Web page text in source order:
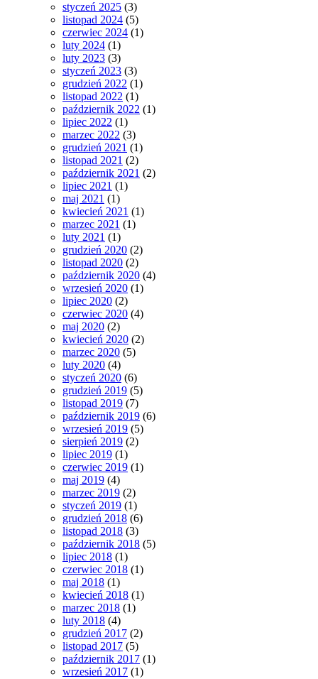
styczeń 2025 (3)
listopad 2024 (5)
czerwiec 2024 (1)
luty 2024 (1)
luty 2023 (3)
styczeń 2023 (3)
grudzień 2022 (1)
listopad 2022 (1)
październik 2022 (1)
lipiec 2022 (1)
marzec 2022 (3)
grudzień 2021 (1)
listopad 2021 (2)
październik 2021 (2)
lipiec 2021 (1)
maj 2021 (1)
kwiecień 2021 (1)
marzec 2021 (1)
luty 2021 (1)
grudzień 2020 (2)
listopad 2020 (2)
październik 2020 (4)
wrzesień 2020 (1)
lipiec 2020 (2)
czerwiec 2020 (4)
maj 2020 (2)
kwiecień 2020 (2)
marzec 2020 (5)
luty 2020 (4)
styczeń 2020 (6)
grudzień 2019 (5)
listopad 2019 (7)
październik 2019 (6)
wrzesień 2019 (5)
sierpień 2019 (2)
lipiec 2019 (1)
czerwiec 2019 (1)
maj 2019 (4)
marzec 2019 (2)
styczeń 2019 (1)
grudzień 2018 (6)
listopad 2018 (3)
październik 2018 (5)
lipiec 2018 (1)
czerwiec 2018 (1)
maj 2018 (1)
kwiecień 2018 (1)
marzec 2018 (1)
luty 2018 (4)
grudzień 2017 (2)
listopad 2017 (5)
październik 2017 (1)
wrzesień 2017 (1)